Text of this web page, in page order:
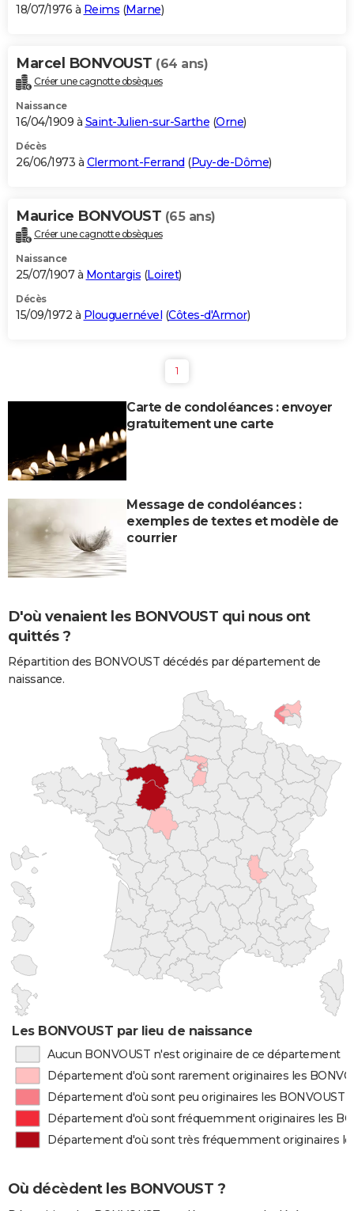
18/07/1976 à Reims (Marne)
Marcel BONVOUST (64 ans)
Créer une cagnotte obsèques
Naissance
16/04/1909 à Saint-Julien-sur-Sarthe (Orne)
Décès
26/06/1973 à Clermont-Ferrand (Puy-de-Dôme)
Maurice BONVOUST (65 ans)
Créer une cagnotte obsèques
Naissance
25/07/1907 à Montargis (Loiret)
Décès
15/09/1972 à Plouguernével (Côtes-d'Armor)
1
Carte de condoléances : envoyer
gratuitement une carte
Message de condoléances :
exemples de textes et modèle de
courrier
D'où venaient les BONVOUST qui nous ont
quittés ?
Répartition des BONVOUST décédés par département de
naissance.
Les BONVOUST par lieu de naissance
Aucun BONVOUST n'est originaire de ce département
Département d'où sont rarement originaires les
Département d'où sont peu originaires les BONVOUST
Département d'où sont fréquemment originaires les
Département d'où sont très fréquemment originaires
Où décèdent les BONVOUST ?